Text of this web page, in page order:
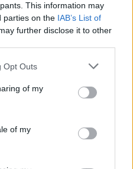
This information may
parties on the IAB’s List of
further disclose it to other
Opt Outs
of my
of my
porta il tango
Lago